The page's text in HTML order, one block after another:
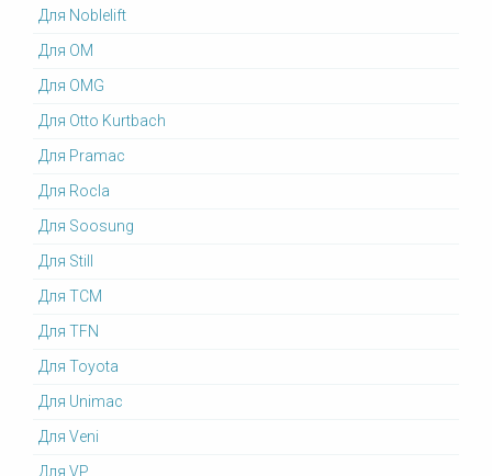
Для Noblelift
Для OM
Для OMG
Для Otto Kurtbach
Для Pramac
Для Rocla
Для Soosung
Для Still
Для TCM
Для TFN
Для Toyota
Для Unimac
Для Veni
Для VP